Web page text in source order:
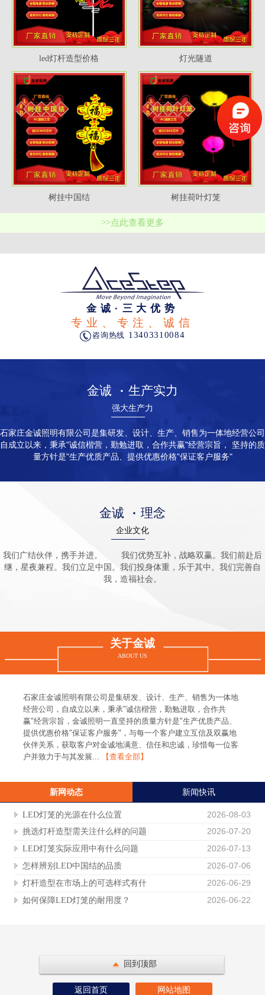
led灯杆造型价格 灯光隧道
树挂中国结 树挂荷叶灯笼
>>点此查看更多
金诚·三大优势
专业、专注、诚信
咨询热线 13403310084
金诚 · 生产实力
强大生产力
石家庄金诚照明有限公司是集研发、设计、生产、销售为一体地经营公司
自成立以来，秉承"诚信楷营，勤勉进取，合作共赢"经营宗旨， 坚持的质
量方针是"生产优质产品、提供优惠价格"保证客户服务"
金诚 · 理念
企业文化
我们广结伙伴，携手并进。 我们优势互补，战略双赢。我们前赴后
继，星夜兼程。我们立足中国。我们投身体重，乐于其中。我们完善自
我，造福社会。
关于金诚
ABOUT US
石家庄金诚照明有限公司是集研发、设计、生产、销售为一体地
经营公司，自成立以来，秉承"诚信楷营，勤勉进取，合作共
赢"经营宗旨，金诚照明一直坚持的质量方针是"生产优质产品、
提供优惠价格"保证客户服务"，与每一个客户建立互信及双赢地
伙伴关系，获取客户对金诚地满意、信任和忠诚，珍惜每一位客
户并致力于与其发展...
【查看全部】
新网动态 新闻快讯
2026-08-03
LED灯笼的光源在什么位置
2026-07-20
挑选灯杆造型需关注什么样的问题
2026-07-13
LED灯笼实际应用中有什么问题
2026-07-06
怎样辨别LED中国结的品质
2026-06-29
灯杆造型在市场上的可选样式有什
2026-06-22
如何保障LED灯笼的耐用度？
回到顶部
返回首页 网站地图